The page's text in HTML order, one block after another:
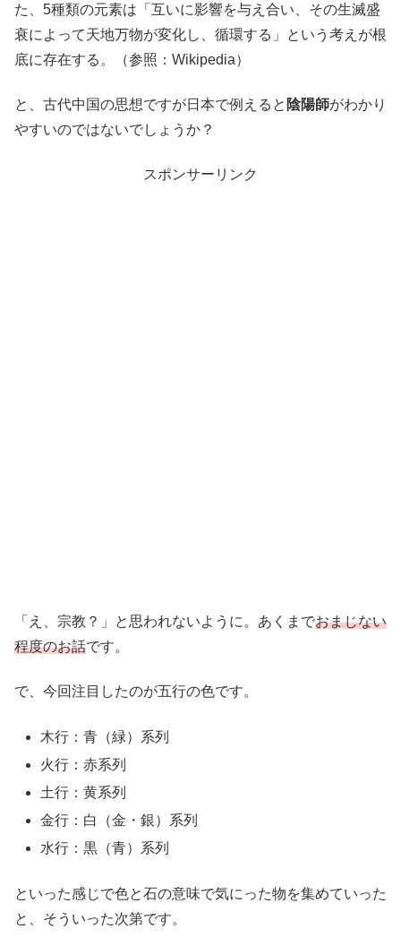
た、5種類の元素は「互いに影響を与え合い、その生滅盛
衰によって天地万物が変化し、循環する」という考えが根
底に存在する。（参照：Wikipedia）
と、古代中国の思想ですが日本で例えると 陰陽師がわかり
やすいのではないでしょうか？
スポンサーリンク
「え、宗教？」と思われないように。あくまでおまじない
程度のお話です。
で、今回注目したのが五行の色です。
木行：青（緑）系列
火行：赤系列
土行：黄系列
金行：白（金・銀）系列
水行：黒（青）系列
といった感じで色と石の意味で気にった物を集めていった
と、そういった次第です。